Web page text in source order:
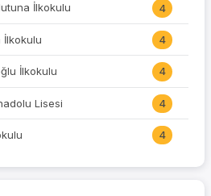
İlkokulu 4
İlkokulu 4
İlkokulu 4
Lisesi 4
4